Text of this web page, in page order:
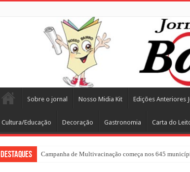
Sobre o jornal Nosso Midia Kit Edições Anteriores
Cultura/Educação Decoração Gastronomia Carta do
Destaques Campanha de Multivacinação começa nos 645